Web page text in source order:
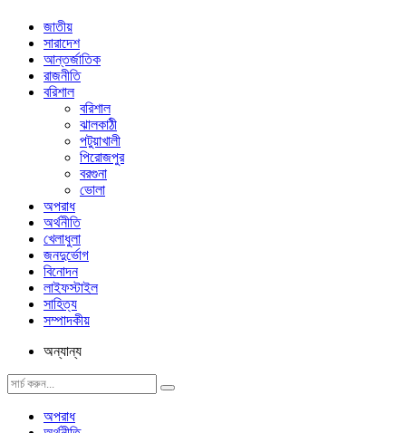
জাতীয়
সারাদেশ
আন্তর্জাতিক
রাজনীতি
বরিশাল
বরিশাল
ঝালকাঠী
পটুয়াখালী
পিরোজপুর
বরগুনা
ভোলা
অপরাধ
অর্থনীতি
খেলাধুলা
জনদুর্ভোগ
বিনোদন
লাইফস্টাইল
সাহিত্য
সম্পাদকীয়
অন্যান্য
অপরাধ